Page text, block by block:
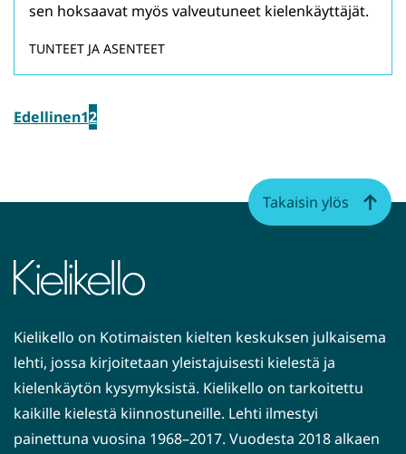
sen hoksaavat myös valveutuneet kielenkäyttäjät.
TUNTEET JA ASENTEET
Edellinen12
Kielikello on Kotimaisten kielten keskuksen julkaisema
lehti, jossa kirjoitetaan yleistajuisesti kielestä ja
kielenkäytön kysymyksistä. Kielikello on tarkoitettu
kaikille kielestä kiinnostuneille. Lehti ilmestyi
painettuna vuosina 1968–2017. Vuodesta 2018 alkaen
Takaisin ylös